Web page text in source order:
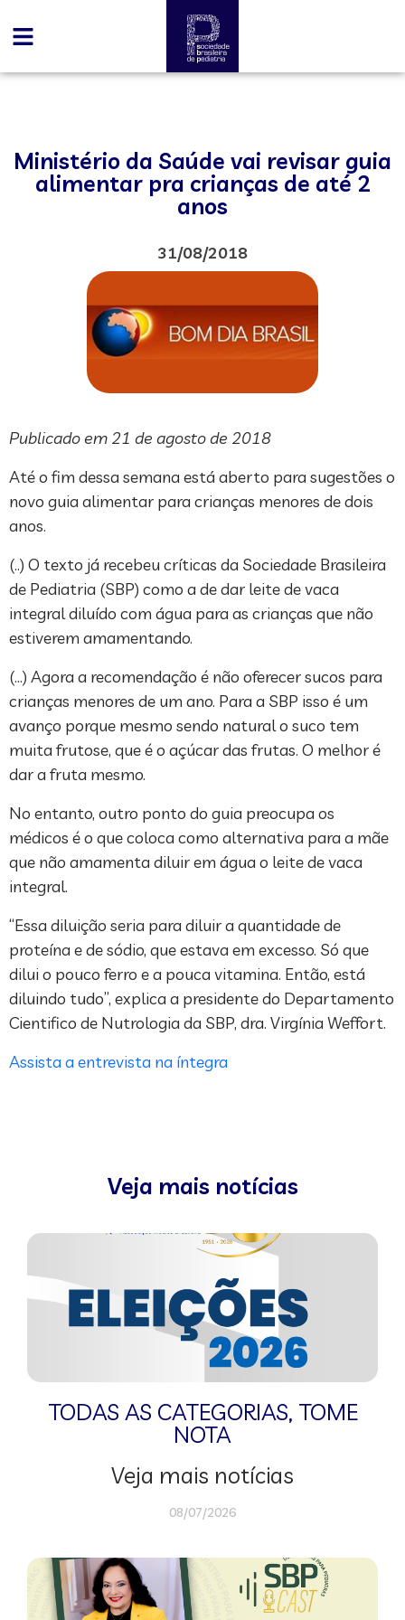
Ministério da Saúde vai revisar guia
alimentar pra crianças de até 2
anos
31/08/2018
Publicado em 21 de agosto de 2018
Até o fim dessa semana está aberto para sugestões o
novo guia alimentar para crianças menores de dois
anos.
(..) O texto já recebeu críticas da Sociedade Brasileira
de Pediatria (SBP) como a de dar leite de vaca
integral diluído com água para as crianças que não
estiverem amamentando.
(…) Agora a recomendação é não oferecer sucos para
crianças menores de um ano. Para a SBP isso é um
avanço porque mesmo sendo natural o suco tem
muita frutose, que é o açúcar das frutas. O melhor é
dar a fruta mesmo.
No entanto, outro ponto do guia preocupa os
médicos é o que coloca como alternativa para a mãe
que não amamenta diluir em água o leite de vaca
integral.
“Essa diluição seria para diluir a quantidade de
proteína e de sódio, que estava em excesso. Só que
dilui o pouco ferro e a pouca vitamina. Então, está
diluindo tudo”, explica a presidente do Departamento
Cientifico de Nutrologia da SBP, dra. Virgínia Weffort.
Assista a entrevista na íntegra
Veja mais notícias
TODAS AS CATEGORIAS, TOME
NOTA
Veja mais notícias
08/07/2026